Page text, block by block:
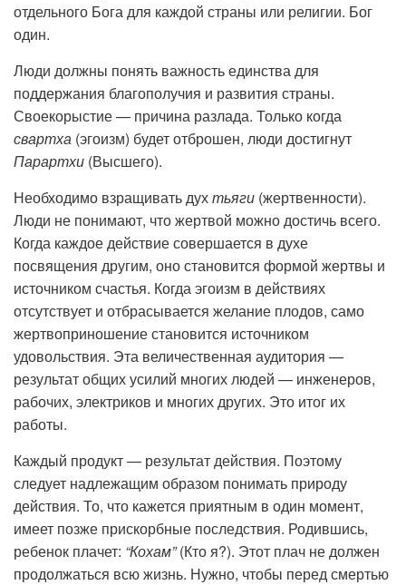
отдельного Бога для каждой страны или религии. Бог
один.
Люди должны понять важность единства для
поддержания благополучия и развития страны.
Своекорыстие — причина разлада. Только когда
свартха (эгоизм) будет отброшен, люди достигнут
Парартхи (Высшего).
Необходимо взращивать духтьяги (жертвенности).
Люди не понимают, что жертвой можно достичь всего.
Когда каждое действие совершается в духе
посвящения другим, оно становится формой жертвы и
источником счастья. Когда эгоизм в действиях
отсутствует и отбрасывается желание плодов, само
жертвоприношение становится источником
удовольствия. Эта величественная аудитория —
результат общих усилий многих людей — инженеров,
рабочих, электриков и многих других. Это итог их
работы.
Каждый продукт — результат действия. Поэтому
следует надлежащим образом понимать природу
действия. То, что кажется приятным в один момент,
имеет позже прискорбные последствия. Родившись,
ребенок плачет: “Кохам”(Кто я?). Этот плач не должен
продолжаться всю жизнь. Нужно, чтобы перед смертью